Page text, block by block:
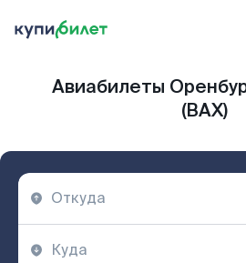
Авиабилеты
(BAX)